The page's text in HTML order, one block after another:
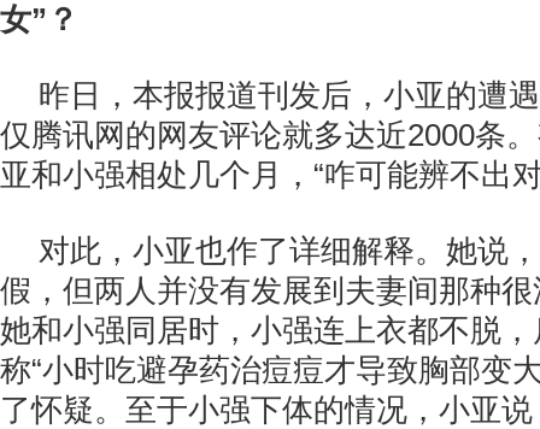
女”？
昨日，本报报道刊发后，小亚的遭
仅腾讯网的网友评论就多达近2000条
亚和小强相处几个月，“咋可能辨不出
对此，小亚也作了详细解释。她说
假，但两人并没有发展到夫妻间那种
她和小强同居时，小强连上衣都不脱
称“小时吃避孕药治痘痘才导致胸部变
了怀疑。至于小强下体的情况，小亚